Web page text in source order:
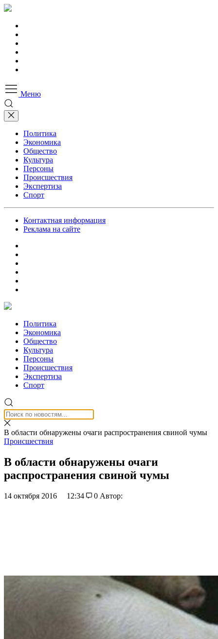
Меню
Политика
Экономика
Общество
Культура
Персоны
Происшествия
Экспертиза
Спорт
Контактная информация
Реклама на сайте
Политика
Экономика
Общество
Культура
Персоны
Происшествия
Экспертиза
Спорт
В области обнаружены очаги распространения свиной чумы
Происшествия
В области обнаружены очаги
распространения свиной чумы
14 октября 2016 12:34 0 Автор: